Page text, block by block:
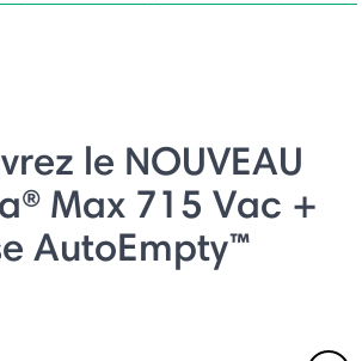
le NOUVEAU
Max 715 Vac +
AutoEmpty™